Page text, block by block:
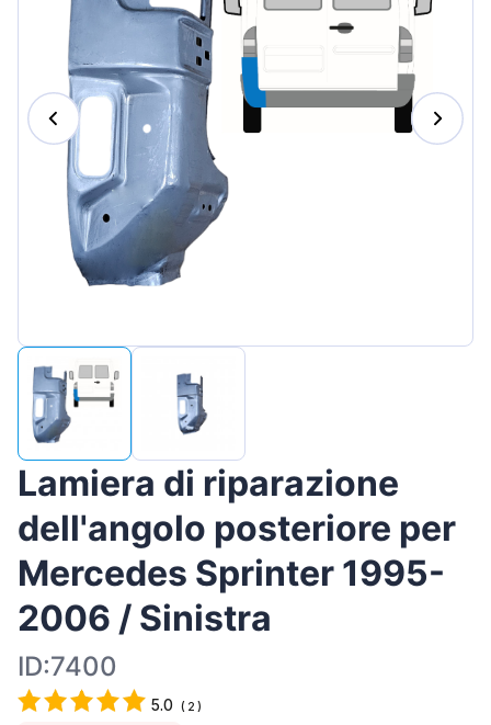
Magyar
Lietuvių
Hrvatski
Lamiera di riparazione
dell'angolo posteriore per
Mercedes Sprinter 1995-
2006 / Sinistra
ID:7400
5.0 ( 2 )